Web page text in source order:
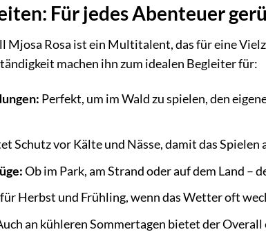
Für jedes Abenteuer
Mjosa Rosa ist ein Multitalent, das für eine
machen ihn zum idealen Begleiter für:
Perfekt, um im Wald zu spielen, den
Schutz vor Kälte und Nässe, damit das Spielen
Ob im Park, am Strand oder auf dem Land –
Herbst und Frühling, wenn das Wetter oft
an kühleren Sommertagen bietet der Overall